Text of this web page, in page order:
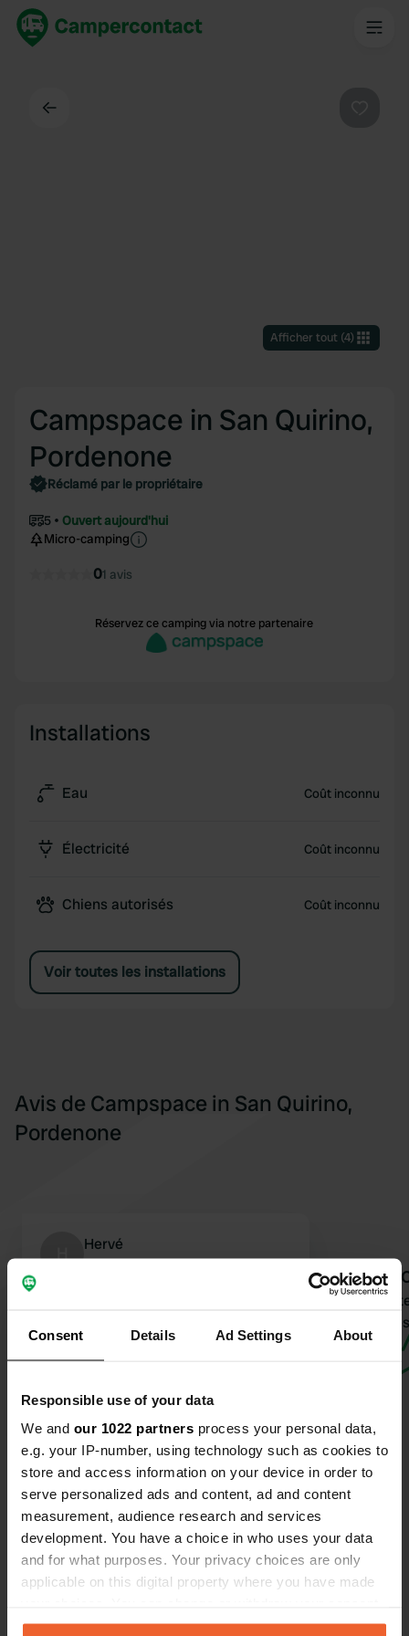
Consent Details Ad Settings About
Responsible use of your data
We and our 1022 partners process your personal data,
e.g. your IP-number, using technology such as cookies to
store and access information on your device in order to
serve personalized ads and content, ad and content
measurement, audience research and services
development. You have a choice in who uses your data
and for what purposes. Your privacy choices are only
applicable on this digital property where you have made
any time from the Cookie Declaration or by clicking on
Afficher tout(4)
Campspace in San Quirino,
Pordenone
Réclamé par le propriétaire
5
Ouvert aujourd'hui
Micro-camping
01 avis
Réservez ce camping via notre partenaire
Installations
Eau Coût inconnu
Électricité Coût inconnu
Chiens autorisés Coût inconnu
Voir toutes les installations
Avis de Campspace in San Quirino,
Pordenone
H Hervé
avec la nature, en tenue de peau" des
personnes extrêmement gentilles et
accueil, leur disposition,
partages,etc...! Si vous passez dans
"le coin"et que vous ne savez pas où
dormir ; "Allez chez "Permalyce! vous
pouvez compter sur eux "promis"
Traduit par GoogleAfficher l'original
Vous
aux
Contact